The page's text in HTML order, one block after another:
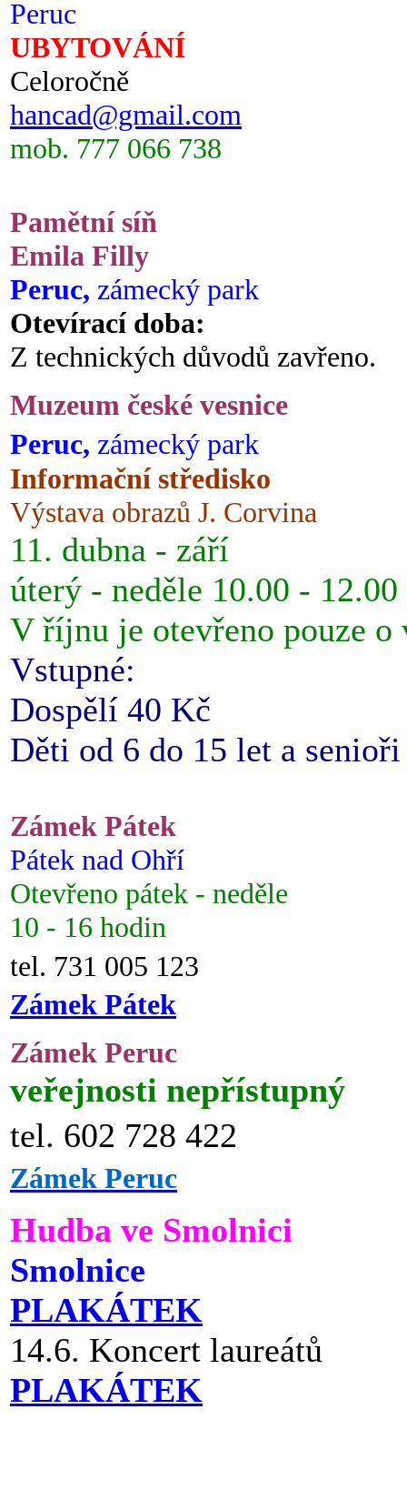
Peruc
UBYTOVÁNÍ
Celoročně
hancad@gmail.com
mob. 777 066 738
Pamětní síň
Emila Filly
Peruc, zámecký park
Otevírací doba:
Z technických důvodů zavřeno.
Muzeum české vesnice
Peruc, zámecký park
Informační středisko
Výstava obrazů J. Corvina
11. dubna - září
úterý - neděle 10.00 -
V říjnu je otevřeno pouze o
Vstupné:
Dospělí 40 Kč
Děti od 6 do 15 let a
Zámek Pátek
Pátek nad Ohří
Otevřeno pátek - neděle
10 - 16 hodin
tel. 731 005 123
Zámek Pátek
Zámek Peruc
veřejnosti nepřístupný
tel. 602 728 422
Zámek Peruc
Hudba ve Smolnici
Smolnice
PLAKÁTEK
14.6. Koncert laureátů
PLAKÁTEK